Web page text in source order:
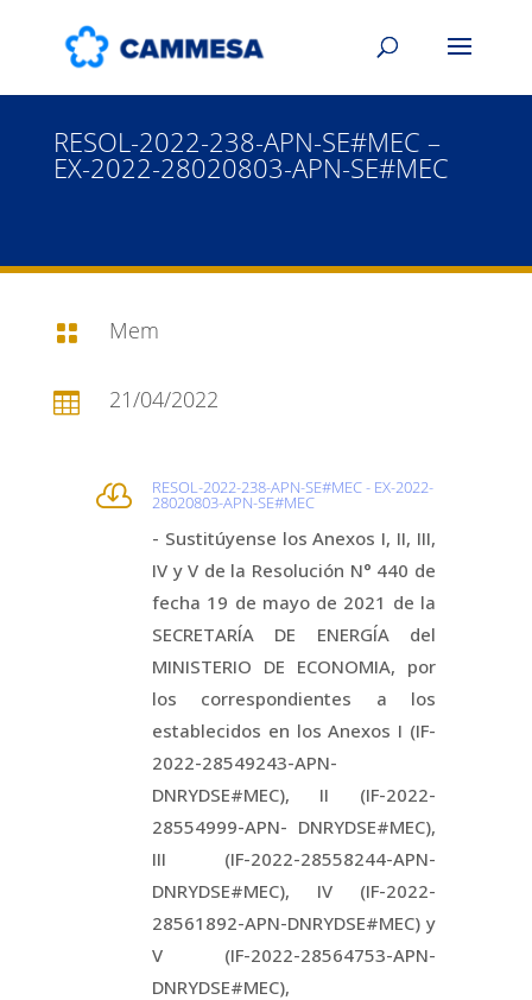
RESOL-2022-238-APN-SE#MEC –
EX-2022-28020803-APN-SE#MEC
 Mem
 21/04/2022
 RESOL-2022-238-APN-SE#MEC - EX-2022-
28020803-APN-SE#MEC
- Sustitúyense los Anexos I, II, III,
IV y V de la Resolución N° 440 de
fecha 19 de mayo de 2021 de la
SECRETARÍA DE ENERGÍA del
MINISTERIO DE ECONOMIA, por
los correspondientes a los
establecidos en los Anexos I (IF-
2022-28549243-APN-
DNRYDSE#MEC), II (IF-2022-
28554999-APN- DNRYDSE#MEC),
III (IF-2022-28558244-APN-
DNRYDSE#MEC), IV (IF-2022-
28561892-APN-DNRYDSE#MEC) y
V (IF-2022-28564753-APN-
DNRYDSE#MEC),